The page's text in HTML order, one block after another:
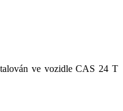
ve vozidle CAS 24 T